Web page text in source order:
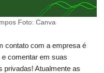
Foto: Canva
contato com a empresa é
comentar em suas
privadas! Atualmente as